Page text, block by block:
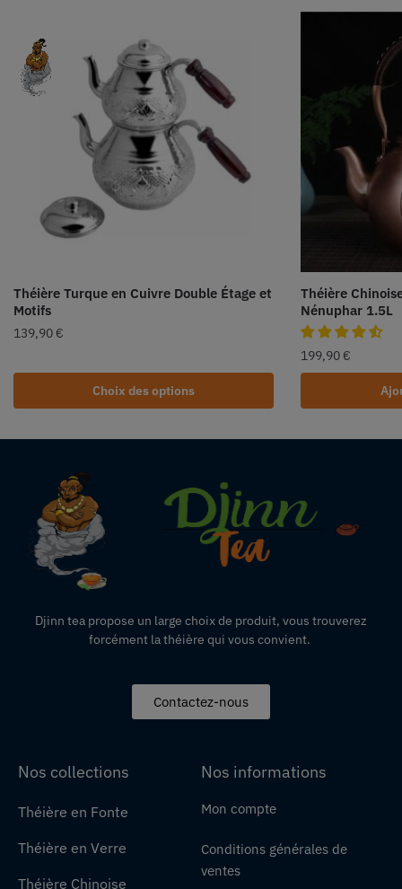
Théière Turque en Cuivre Double Étage et
Motifs
139,90 €
Choix des options
Théière
Nénuphar 1.5L
199,90 €
Djinn tea propose un large choix de produit, vous trouverez
forcément la théière qui vous convient.
Contactez-nous
Nos collections
Théière en Fonte
Théière en Verre
Théière Chinoise
Nos informations
Mon compte
Conditions générales de
ventes